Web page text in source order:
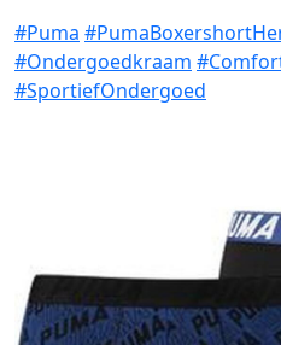
#Puma
#Ondergoedkraam
#SportiefOndergoed